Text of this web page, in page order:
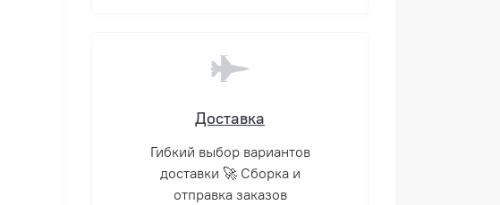
Доставка
Гибкий выбор вариантов
доставки 🚀 Сборка и
отправка заказов